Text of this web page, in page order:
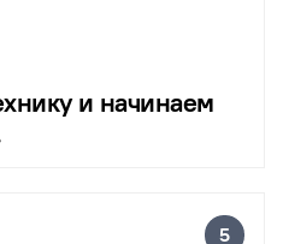
и начинаем